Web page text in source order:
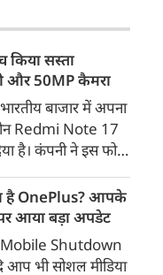
उनकी यादें जुडी हैं।
नहीं मिल रही है। कुछ
ऋषभ पंत ने आधी
लिखी।
किया सस्ता
और 50MP कैमरा
बाजार में अपना
Redmi Note 17
है। कंपनी ने इस फोन
की बड़ी बैटरी
Snapdragon
पेश किया है। फोन में
कैमरा दिया गया है।
है OnePlus? आपके
आया बड़ा अपडेट
Shutdown
आप भी सोशल मीडिया